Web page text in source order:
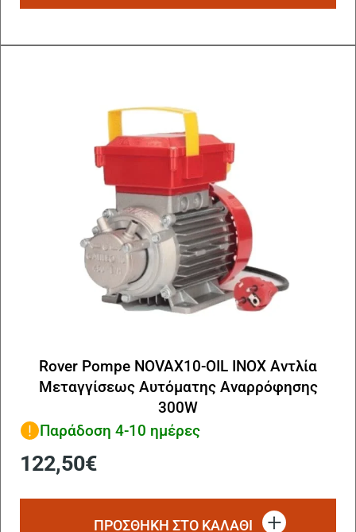
Rover Pompe NOVAX10-OIL INOX Αντλία
Μεταγγίσεως Αυτόματης Αναρρόφησης
300W
Παράδοση 4-10 ημέρες
122,50€
ΠΡΟΣΘΗΚΗ ΣΤΟ ΚΑΛΑΘΙ